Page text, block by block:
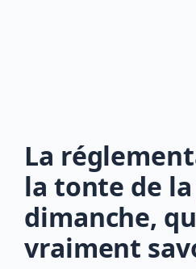
La
la tonte de
dimanche,
vraiment